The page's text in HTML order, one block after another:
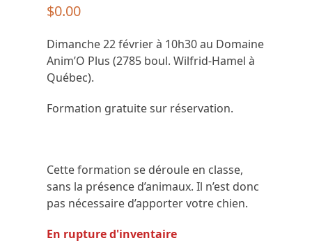
$0.00
Dimanche 22 février à 10h30 au Domaine
Anim’O Plus (2785 boul. Wilfrid-Hamel à
Québec).
Formation gratuite sur réservation.
Cette formation se déroule en classe,
sans la présence d’animaux. Il n’est donc
pas nécessaire d’apporter votre chien.
En rupture d'inventaire